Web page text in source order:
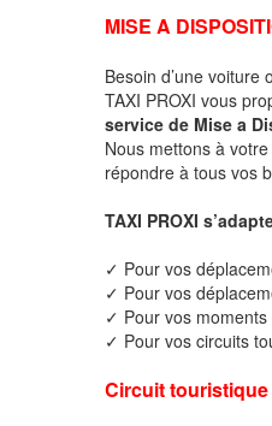
MISE A
Besoin d’une
TAXI PROXI vous
service de Mise a
Nous mettons à
répondre à tous vos
TAXI PROXI
✓ Pour vos
✓ Pour vos
✓ Pour vos
✓ Pour vos circuits
Circuit touristique